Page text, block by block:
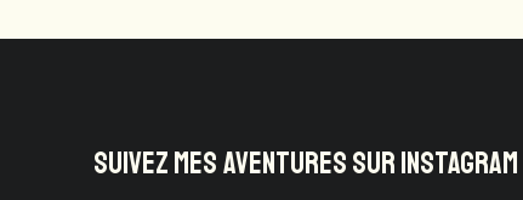
SUIVEZ MES AVENTURES SUR INSTAGRAM